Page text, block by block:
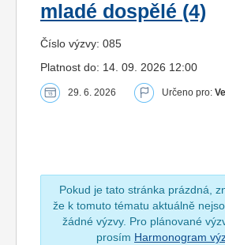
mladé dospělé (4)
Číslo výzvy: 085
Platnost do: 14. 09. 2026 12:00
29. 6. 2026 Určeno pro:
Pokud je tato stránka prázdná,
že k tomuto tématu aktuálně
žádné výzvy. Pro plánované
prosím Harmonogram